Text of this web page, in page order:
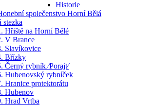
Historie
společenstvo Horní Bělá
stezka
Hřiště na Horní Bělé
V Brance
Slavíkovice
Břízky
Černý rybník ⁄Porajt⁄
Hubenovský rybníček
Hranice protektorátu
Hubenov
Hrad Vrtba